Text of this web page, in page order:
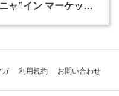
ャ”イン マーケッ
ガ 利用規約 お問い合わせ